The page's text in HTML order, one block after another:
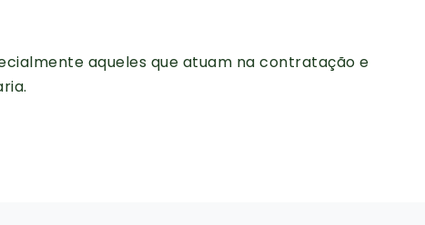
aqueles que atuam na contratação e